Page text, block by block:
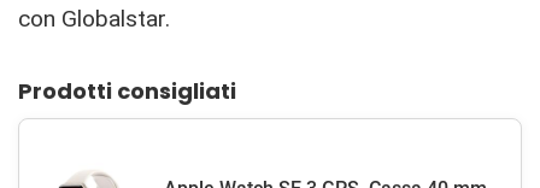
con Globalstar.
Prodotti consigliati